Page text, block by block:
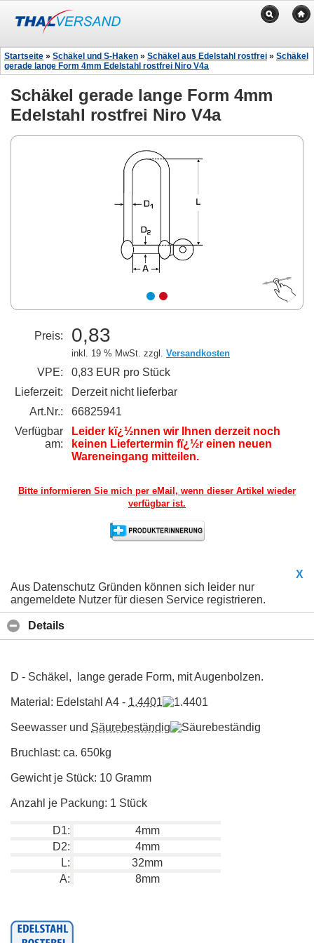
Startseite » Schäkel und S-Haken » Schäkel aus Edelstahl rostfrei » Schäkel
gerade lange Form 4mm Edelstahl rostfrei Niro V4a
Schäkel gerade lange Form 4mm
Edelstahl rostfrei Niro V4a
Preis: 0,83
inkl. 19 % MwSt. zzgl. Versandkosten
VPE:
0,83 EUR pro Stück
Lieferzeit:
Derzeit nicht lieferbar
Art.Nr.:
66825941
Verfügbar
am:
Leider kï¿½nnen wir Ihnen derzeit noch
keinen Liefertermin fï¿½r einen neuen
Wareneingang mitteilen.
Bitte informieren Sie mich per eMail, wenn dieser Artikel wieder
verfügbar ist.
X
Aus Datenschutz Gründen können sich leider nur
angemeldete Nutzer für diesen Service registrieren.
Details
D - Schäkel, lange gerade Form, mit Augenbolzen.
Material: Edelstahl A4 - 1.4401
Seewasser und Säurebeständig
Bruchlast: ca. 650kg
Gewicht je Stück: 10 Gramm
Anzahl je Packung: 1 Stück
D1:
4mm
D2:
4mm
L:
32mm
A:
8mm